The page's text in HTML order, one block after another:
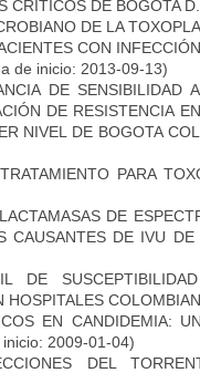
CRÍTICOS DE BOGOTA
DE LA
CON
de inicio: 2013-09-13)
DE SENSIBILIDAD
DE RESISTENCIA
NIVEL DE BOGOTA
PARA
DE
CAUSANTES DE IVU
DE
HOSPITALES
EN CANDIDEMIA:
2009-01-04)
DEL